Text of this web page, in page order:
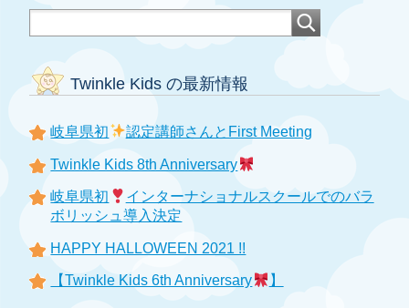
Twinkle Kids の最新情報
岐阜県初 認定講師さんとFirst Meeting
Twinkle Kids 8th Anniversary
岐阜県初
インターナショナルスクールでのバラ
ボリッシュ導入決定
HAPPY HALLOWEEN 2021 !!
【Twinkle Kids 6th Anniversary 】